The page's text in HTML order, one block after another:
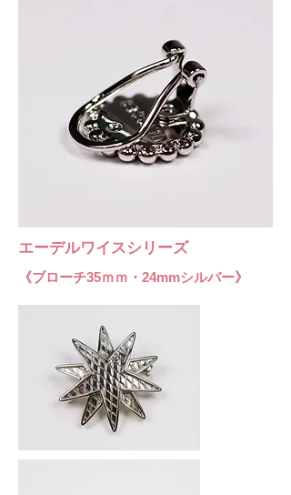
​エーデルワイスシリーズ
​《ブローチ35ｍｍ・24mmシルバー》